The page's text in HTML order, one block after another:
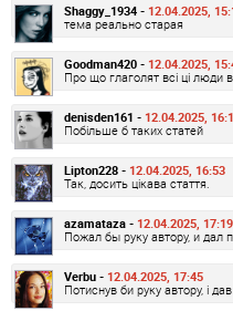
Shaggy_1934 - 12.04.2025,
тема реально старая
Goodman420 - 12.04.2025,
Про що глаголят всі ці люди
denisden161 - 12.04.2025,
Побільше б таких статей
Lipton228 - 12.04.2025, 16:53
Так, досить цікава стаття.
azamataza - 12.04.2025, 17:19
Пожал бы руку автору, и дал
Verbu - 12.04.2025, 17:45
Потиснув би руку автору, і